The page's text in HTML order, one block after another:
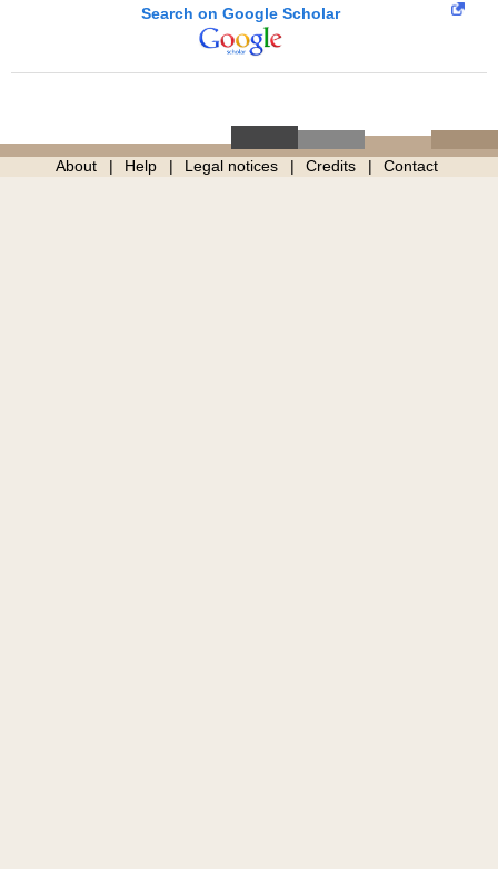
Search on Google Scholar
About Help Legal notices Credits Contact